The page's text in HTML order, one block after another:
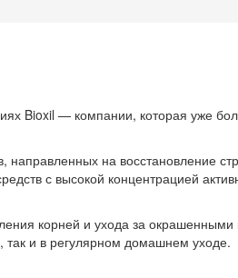
Bioxil — компании, которая уже
на восстановление
с высокой концентрацией
корней и ухода за
так и в регулярном домашнем уходе.